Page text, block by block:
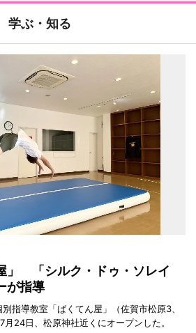
学ぶ・知る
」 「シルク・ドゥ・ソレイ
が指導
指導教室「ばくてん屋」（佐賀市松原3、
24日、松原神社近くにオープンした。